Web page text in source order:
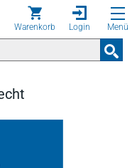
Warenkorb Login Menü